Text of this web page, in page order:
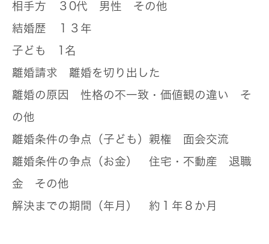
相手方 ３0代 男性 その他
結婚歴 １３年
子ども 1名
離婚請求 離婚を切り出した
離婚の原因 性格の不一致・価値観の違い そ
の他
離婚条件の争点（子ども） 親権 面会交流
離婚条件の争点（お金） 住宅・不動産 退職
金 その他
解決までの期間（年月） 約１年８か月